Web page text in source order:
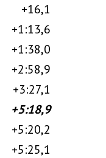
+16,1
+1:13,6
+1:38,0
+2:58,9
+3:27,1
+5:18,9
+5:20,2
+5:25,1